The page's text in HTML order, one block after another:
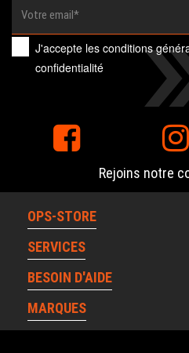
J'accepte lesconditions
confidentialité
Rejoins notre
OPS-STORE
SERVICES
BESOIN D'AIDE
MARQUES